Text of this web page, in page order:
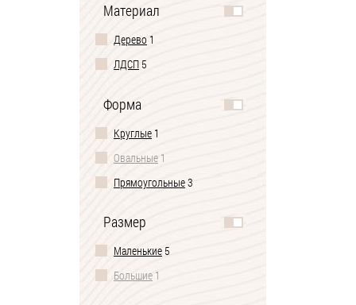
Материал
Дерево 1
ЛДСП 5
Форма
Круглые 1
Овальные 1
Прямоугольные3
Размер
Маленькие 5
Большие 1